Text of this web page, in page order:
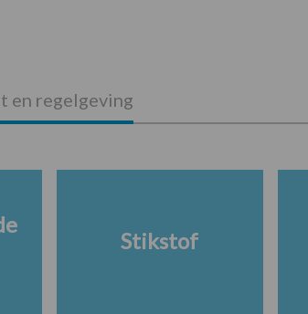
en regelgeving
Stikstof